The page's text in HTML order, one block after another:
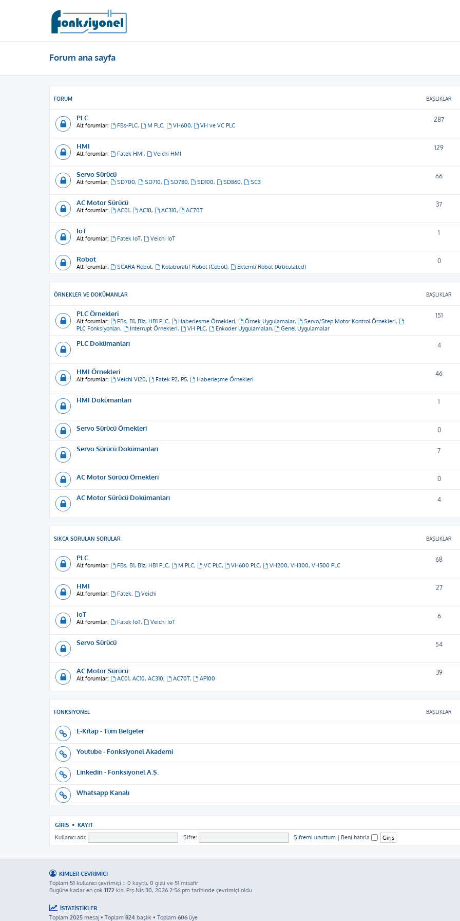
Forum ana sayfa
FORUM BAŞLIKLAR
PLC
Alt forumlar: FBs-PLC, M PLC, VH600, VH ve VC PLC
287
HMI
Alt forumlar: Fatek HMI, Veichi HMI
129
Servo Sürücü
Alt forumlar: SD700, SD710, SD780, SD100, SD860, SC3
66
AC Motor Sürücü
Alt forumlar: AC01, AC10, AC310, AC70T
37
IoT
Alt forumlar: Fatek IoT, Veichi IoT
1
Robot
Alt forumlar: SCARA Robot, Kolaboratif Robot (Cobot), Eklemli Robot (Articulated)
0
ÖRNEKLER VE DOKÜMANLAR BAŞLIKLAR
PLC Örnekleri
Alt forumlar: FBs, B1, B1z, HB1 PLC, Haberleşme Örnekleri, Örnek Uygulamalar, Servo/Step Motor Kontrol Örnekleri,
PLC Fonksiyonları, Interrupt Örnekleri, VH PLC, Enkoder Uygulamaları, Genel Uygulamalar
151
PLC Dokümanları 4
HMI Örnekleri
Alt forumlar: Veichi VI20, Fatek P2, P5, Haberleşme Örnekleri
46
HMI Dokümanları 1
Servo Sürücü Örnekleri 0
Servo Sürücü Dokümanları 7
AC Motor Sürücü Örnekleri 0
AC Motor Sürücü Dokümanları 4
SIKÇA SORULAN SORULAR BAŞLIKLAR
PLC
Alt forumlar: FBs, B1, B1z, HB1 PLC, M PLC, VC PLC, VH600 PLC, VH200, VH300, VH500 PLC
68
HMI
Alt forumlar: Fatek, Veichi
27
IoT
Alt forumlar: Fatek IoT, Veichi IoT
6
Servo Sürücü 54
AC Motor Sürücü
Alt forumlar: AC01, AC10, AC310, AC70T, AP100
39
FONKSIYONEL BAŞLIKLAR
E-Kitap - Tüm Belgeler
Youtube - Fonksiyonel Akademi
Linkedin - Fonksiyonel A.Ş.
Whatsapp Kanalı
GIRIŞ • KAYIT
Kullanıcı adı: Şifre: Şifremi unuttum | Beni hatırla
KIMLER ÇEVRIMIÇI
Toplam 51 kullanıcı çevrimiçi :: 0 kayıtlı, 0 gizli ve 51 misafir
Bugüne kadar en çok 1172 kişi Prş Nis 30, 2026 2:56 pm tarihinde çevrimiçi oldu
İSTATISTIKLER
Toplam 2025 mesaj • Toplam 824 başlık • Toplam 606 üye